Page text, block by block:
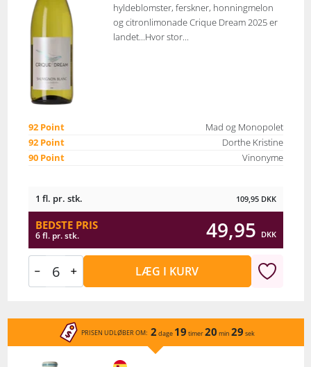
hyldeblomster, ferskner, honningmelon
og citronlimonade Crique Dream 2025 er
landet...Hvor stor...
92 Point
Mad og Monopolet
92 Point
Dorthe Kristine
90 Point
Vinonyme
1 fl. pr. stk. 109,95 DKK
BEDSTE PRIS
6 fl. pr. stk. 49,95 DKK
LÆG I KURV
PRISEN UDLØBER OM: 2 dage 19 timer20 min 29 sek